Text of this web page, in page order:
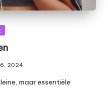
2024
maar essentiële